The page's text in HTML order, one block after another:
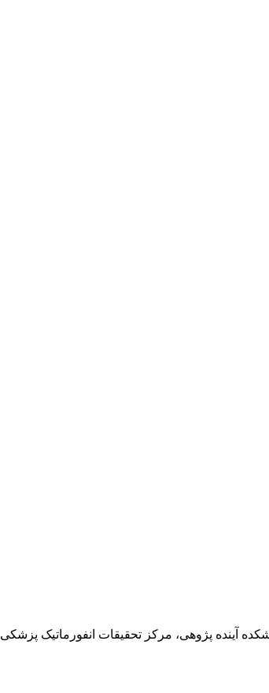
آینده پژوهی، مرکز تحقیقات انفورماتیک پزشکی